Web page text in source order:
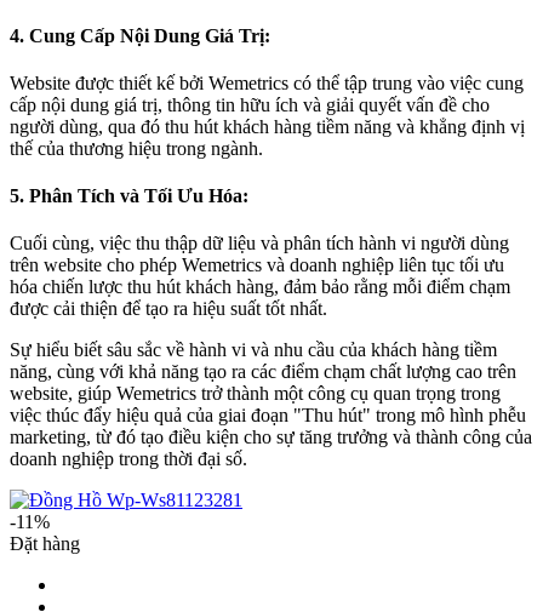
4. Cung Cấp Nội Dung Giá Trị:
Website được thiết kế bởi Wemetrics có thể tập trung vào việc cung
cấp nội dung giá trị, thông tin hữu ích và giải quyết vấn đề cho
người dùng, qua đó thu hút khách hàng tiềm năng và khẳng định vị
thế của thương hiệu trong ngành.
5. Phân Tích và Tối Ưu Hóa:
Cuối cùng, việc thu thập dữ liệu và phân tích hành vi người dùng
trên website cho phép Wemetrics và doanh nghiệp liên tục tối ưu
hóa chiến lược thu hút khách hàng, đảm bảo rằng mỗi điểm chạm
được cải thiện để tạo ra hiệu suất tốt nhất.
Sự hiểu biết sâu sắc về hành vi và nhu cầu của khách hàng tiềm
năng, cùng với khả năng tạo ra các điểm chạm chất lượng cao trên
website, giúp Wemetrics trở thành một công cụ quan trọng trong
việc thúc đẩy hiệu quả của giai đoạn "Thu hút" trong mô hình phễu
marketing, từ đó tạo điều kiện cho sự tăng trưởng và thành công của
doanh nghiệp trong thời đại số.
-11%
Đặt hàng